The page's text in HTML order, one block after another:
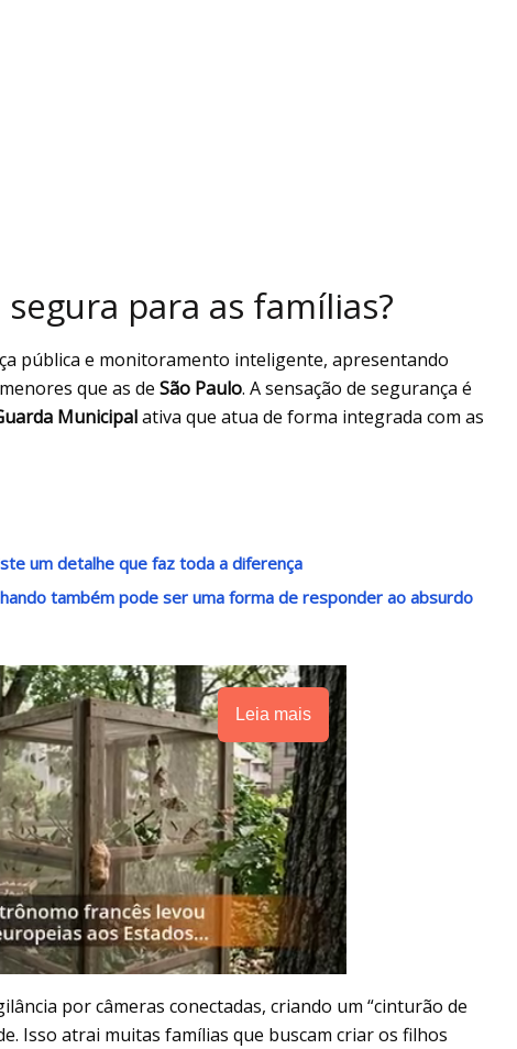
para as famílias?
pública e monitoramento inteligente, apresentando
que as de São Paulo. A sensação de segurança é
Municipalativa que atua de forma integrada com as
um detalhe que faz toda a diferença
também pode ser uma forma de responder ao absurdo
Leia mais
por câmeras conectadas, criando um “cinturão de
Isso atrai muitas famílias que buscam criar os filhos